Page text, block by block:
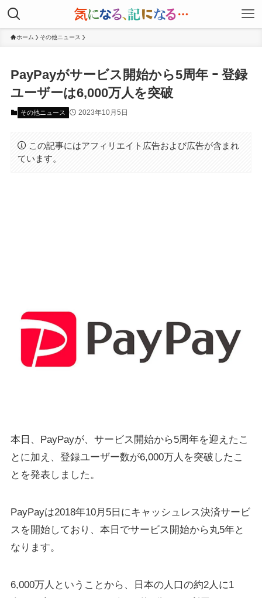
ホーム その他ニュース
PayPayがサービス開始から5周年 ｰ 登録
ユーザーは6,000万人を突破
その他ニュース 2023年10月5日
この記事にはアフィリエイト広告および広告が含まれ
ています。
本日、PayPayが、サービス開始から5周年を迎えたこ
とに加え、登録ユーザー数が6,000万人を突破したこ
とを発表しました。
PayPayは2018年10月5日にキャッシュレス決済サービ
スを開始しており、本日でサービス開始から丸5年と
なります。
6,000万人ということから、日本の人口の約2人に1